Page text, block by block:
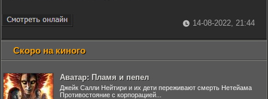
14-08-2022, 21:44
Скоро на киного
Аватар: Пламя и пепел
Джейк Салли Нейтири и их дети переживают смерть Нетейама
Противостояние с корпорацией...